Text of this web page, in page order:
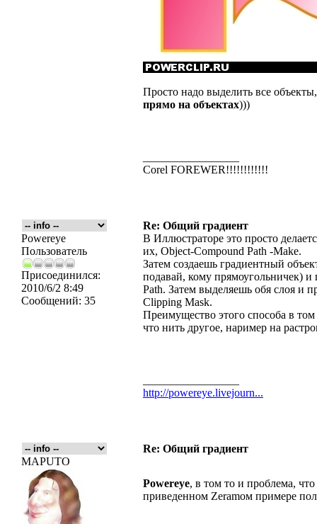
Просто надо выделить все
прямо на объектах)))
Corel FOREWER!!!!!!!!!!!!
Re: Общий градиент
Powereye
Пользователь
Присоединился:
2010/6/2 8:49
Сообщений: 35
В Иллюстраторе это просто
их, Object-Compound Path -Make.
Затем создаешь градиентный
подавай, кому прямоугольничек)
Path. Затем выделяешь обя слоя
Clipping Mask.
Преимущество этого способа в
что нить другое, наример на
http://powereye.livejourn...
Re: Общий градиент
MAPUTO
Powereye, в том то и проблема,
приведенном Zeramом примере